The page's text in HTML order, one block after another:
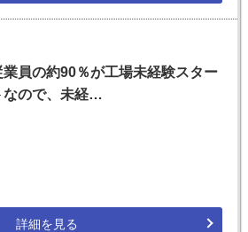
業員の約90％が工場未経験スター
なので、未経…
詳細を見る